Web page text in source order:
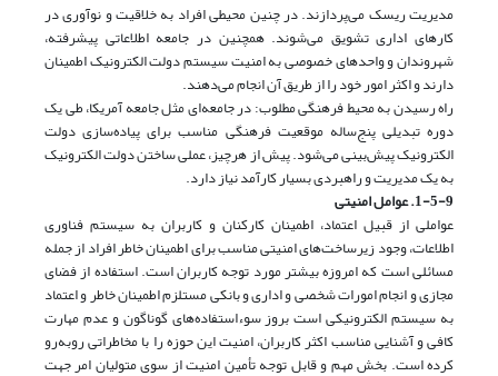
مدیریت ریسک می‌پردازند. در چنین محیطی افراد به خلاقیت و نوآوری در
کارهای اداری تشویق می‌شوند. همچنین در جامعه اطلاعاتی پیشرفته،
شهروندان و واحدهای خصوصی به امنیت سیستم دولت الکترونیک اطمینان
دارند و اکثر امور خود را از طریق آن انجام می‌دهند.
راه رسیدن به محیط فرهنگی مطلوب: در جامعه‌ای مثل جامعه آمریکا، طی یک
دوره تبدیلی پنج‌ساله موقعیت فرهنگی مناسب برای پیاده‌سازی دولت
الکترونیک پیش‌بینی می‌شود. پیش از هرچیز، عملی ساختن دولت الکترونیک
به یک مدیریت و راهبردی بسیار کارآمد نیاز دارد.
1-5-9. عوامل امنیتی
عواملی از قبیل اعتماد، اطمینان کارکنان و کاربران به سیستم فناوری
اطلاعات، ‌وجود زیرساخت‌های امنیتی مناسب برای اطمینان خاطر افراد از جمله
مسائلی است که امروزه بیشتر مورد توجه کاربران است. استفاده از فضای
مجازی و انجام امورات شخصی و اداری و بانکی مستلزم اطمینان خاطر و اعتماد
به سیستم الکترونیکی است بروز سوء‌استفاده‌های گوناگون و عدم مهارت
کافی و آشنایی مناسب اکثر کاربران، امنیت این حوزه را با مخاطراتی روبه‌رو
کرده است. بخش مهم و قابل توجه تأمین امنیت از سوی متولیان امر جهت